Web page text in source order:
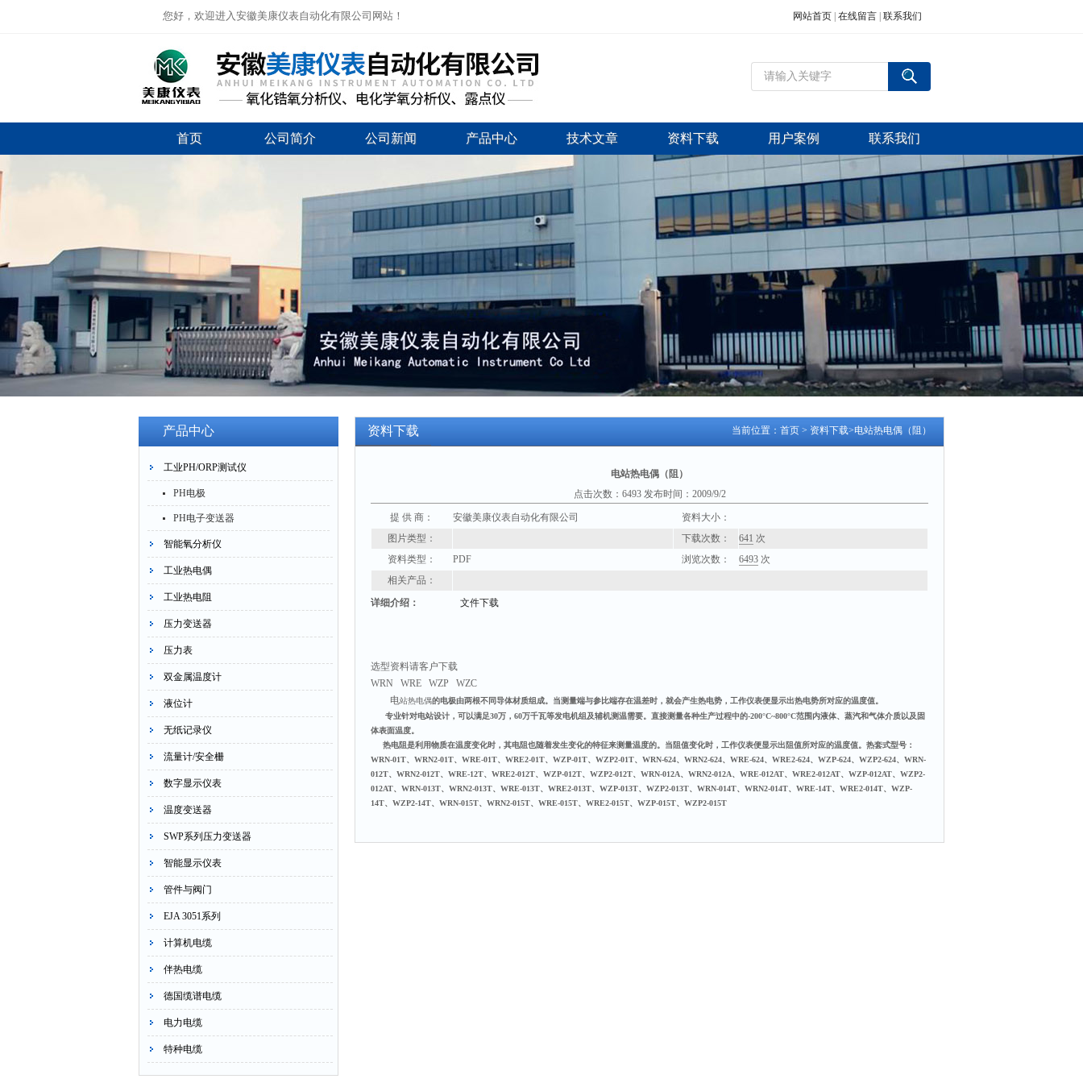
您好，欢迎进入安徽美康仪表自动化有限公司网站！ 网站首页 在线留言 联系我们
首页 公司简介 公司新闻 产品中心 技术文章 资料下载 用户案例 联系我们
产品中心
工业PH/ORP测试仪
PH电极
PH电子变送器
智能氧分析仪
工业热电偶
工业热电阻
压力变送器
压力表
双金属温度计
液位计
无纸记录仪
流量计/安全栅
数字显示仪表
温度变送器
SWP系列压力变送器
智能显示仪表
管件与阀门
EJA 3051系列
计算机电缆
伴热电缆
德国缆谱电缆
电力电缆
特种电缆
当前位置： 首页 > 资料下载>电站热电偶（阻）
资料下载
电站热电偶（阻）
点击次数：6493 发布时间：2009/9/2
提 供 商： 安徽美康仪表自动化有限公司
资料大小：
图片类型：
下载次数： 641 次
资料类型：
PDF 浏览次数： 6493 次
相关产品：
详细介绍：
文件下载
选型资料请客户下载
WRN WRE WZP WZC
电站热电偶的电极由两根不同导体材质组成。当测量端与参比端存在温差时，就会产生热电势，工作仪表便显示出热电势所对应的温度值。
专业针对电站设计，可以满足30万，60万千瓦等发电机组及辅机测温需要。直接测量各种生产过程中的-200°C~800°C范围内液体、蒸汽和气体介质以及固
体表面温度。
热电阻是利用物质在温度变化时，其电阻也随着发生变化的特征来测量温度的。当阻值变化时，工作仪表便显示出阻值所对应的温度值。热套式型号：
WRN-01T、WRN2-01T、WRE-01T、WRE2-01T、WZP-01T、WZP2-01T、WRN-624、WRN2-624、WRE-624、WRE2-624、WZP-624、WZP2-624、WRN-
012T、WRN2-012T、WRE-12T、WRE2-012T、WZP-012T、WZP2-012T、WRN-012A、WRN2-012A、WRE-012AT、WRE2-012AT、WZP-012AT、WZP2-
012AT、WRN-013T、WRN2-013T、WRE-013T、WRE2-013T、WZP-013T、WZP2-013T、WRN-014T、WRN2-014T、WRE-14T、WRE2-014T、WZP-
14T、WZP2-14T、WRN-015T、WRN2-015T、WRE-015T、WRE2-015T、WZP-015T、WZP2-015T